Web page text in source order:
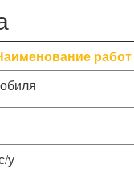
работ
у